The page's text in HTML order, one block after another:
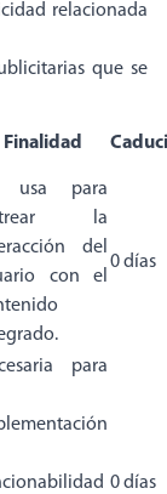
relacionada
que se
Finalidad
usa para
la
del
con el
0 días
para
0 días